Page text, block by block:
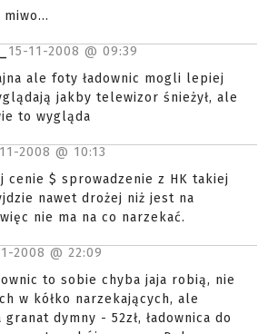
15-11-2008 @ 09:39
ale foty ładownic mogli lepiej
jakby telewizor śnieżył, ale
to wygląda
2008 @ 10:13
cenie $ sprowadzenie z HK takiej
nawet drożej niż jest na
nie ma na co narzekać.
2008 @ 22:09
to sobie chyba jaja robią, nie
w kółko narzekających, ale
granat dymny - 52zł, ładownica do